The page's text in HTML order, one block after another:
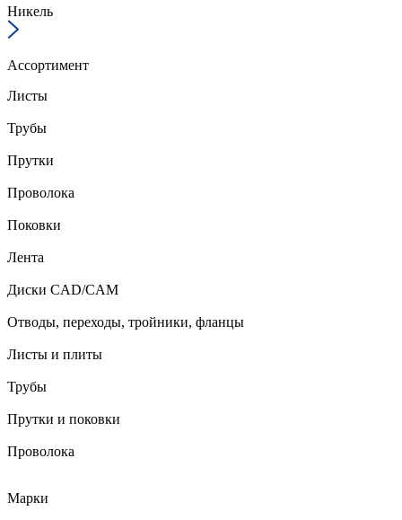
Никель
Ассортимент
Листы
Трубы
Прутки
Проволока
Поковки
Лента
Диски CAD/CAM
Отводы, переходы, тройники, фланцы
Листы и плиты
Трубы
Прутки и поковки
Проволока
Марки